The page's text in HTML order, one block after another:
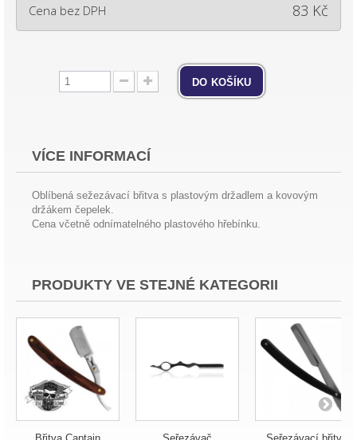
Cena bez DPH 83 Kč
do košíku
VÍCE INFORMACÍ
Oblíbená sežezávací břitva s plastovým držadlem a kovovým
držákem čepelek.
Cena včetně odnímatelného plastového hřebínku.
PRODUKTY VE STEJNÉ KATEGORII